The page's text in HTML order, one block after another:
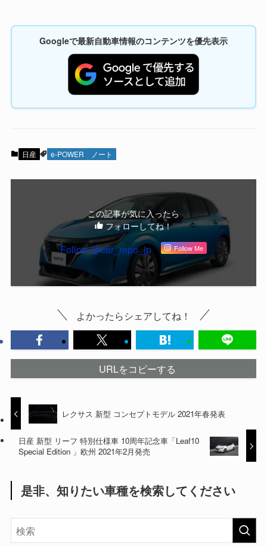
Googleで最新自動車情報のコンテンツを優先表示
日産 e-POWER ノート
この記事が気に入ったら
フォローしてね！
Follow @car_repo_jp Follow Me
よかったらシェアしてね！
URLをコピーする
レクサス 新型 コンセプトモデル 2021年春発表
日産 新型 リーフ 特別仕様車 10周年記念車「Leaf10
Special Edition 」欧州 2021年2月発売
是非、知りたい車種を検索してください